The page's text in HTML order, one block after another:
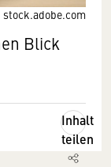
Blick
Inhalt
teilen